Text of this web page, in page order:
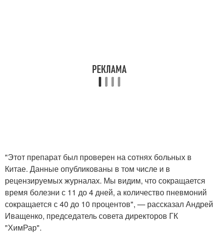
"Этот препарат был проверен на сотнях больных в
Китае. Данные опубликованы в том числе и в
рецензируемых журналах. Мы видим, что сокращается
время болезни с 11 до 4 дней, а количество пневмоний
сокращается с 40 до 10 процентов", — рассказал Андрей
Иващенко, председатель совета директоров ГК
"ХимРар".